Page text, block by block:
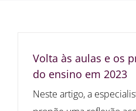
Volta às aulas e os
do ensino em 2023
Neste artigo, a